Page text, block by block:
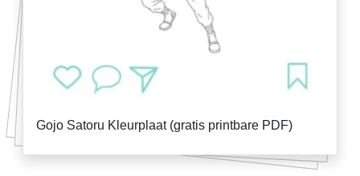
Gojo Satoru Kleurplaat (gratis printbare PDF)